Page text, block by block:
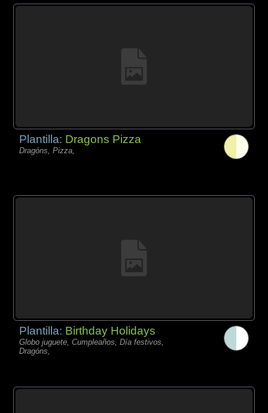
Plantilla: Dragons Pizza
Dragóns, Pizza,
Plantilla: Birthday Holidays
Globo juguete, Cumpleaños, Día festivos,
Dragóns,